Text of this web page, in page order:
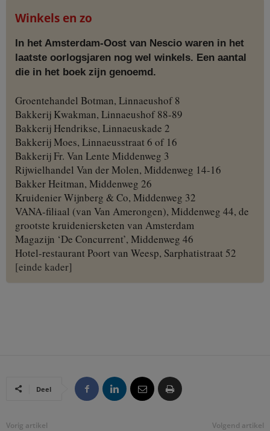
Winkels en zo
In het Amsterdam-Oost van Nescio waren in het
laatste oorlogsjaren nog wel winkels. Een aantal
die in het boek zijn genoemd.
Groentehandel Botman, Linnaeushof 8
Bakkerij Kwakman, Linnaeushof 88-89
Bakkerij Hendrikse, Linnaeuskade 2
Bakkerij Moes, Linnaeusstraat 6 of 16
Bakkerij Fr. Van Lente Middenweg 3
Rijwielhandel Van der Molen, Middenweg 14-16
Bakker Heitman, Middenweg 26
Kruidenier Wijnberg & Co, Middenweg 32
VANA-filiaal (van Van Amerongen), Middenweg 44, de
grootste kruideniersketen van Amsterdam
Magazijn ‘De Concurrent’, Middenweg 46
Hotel-restaurant Poort van Weesp, Sarphatistraat 52
[einde kader]
Deel
Vorig artikel Volgend artikel